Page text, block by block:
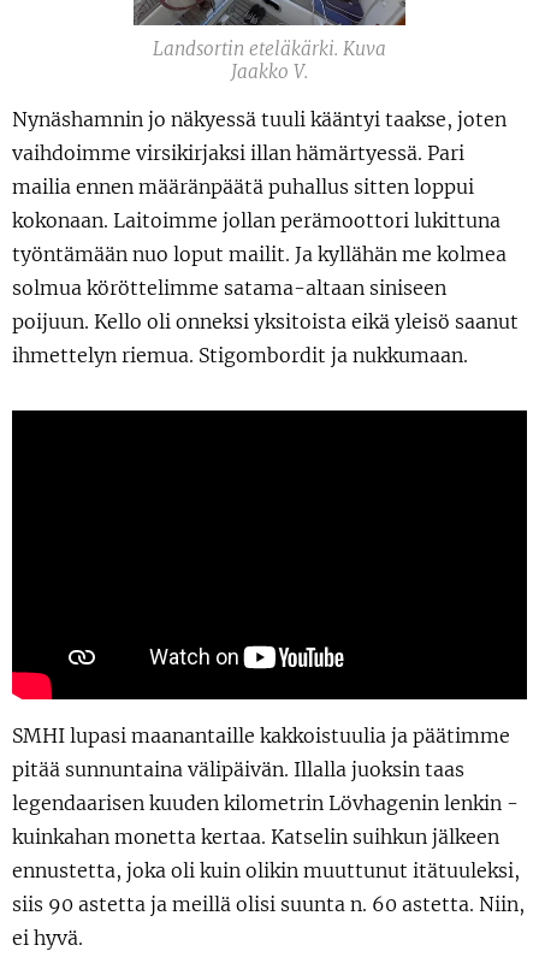
Landsortin eteläkärki. Kuva
Jaakko V.
Nynäshamnin jo näkyessä tuuli kääntyi taakse, joten
vaihdoimme virsikirjaksi illan hämärtyessä. Pari
mailia ennen määränpäätä puhallus sitten loppui
kokonaan. Laitoimme jollan perämoottori lukittuna
työntämään nuo loput mailit. Ja kyllähän me kolmea
solmua köröttelimme satama-altaan siniseen
poijuun. Kello oli onneksi yksitoista eikä yleisö saanut
ihmettelyn riemua. Stigombordit ja nukkumaan.
SMHI lupasi maanantaille kakkoistuulia ja päätimme
pitää sunnuntaina välipäivän. Illalla juoksin taas
legendaarisen kuuden kilometrin Lövhagenin lenkin -
kuinkahan monetta kertaa. Katselin suihkun jälkeen
ennustetta, joka oli kuin olikin muuttunut itätuuleksi,
siis 90 astetta ja meillä olisi suunta n. 60 astetta. Niin,
ei hyvä.